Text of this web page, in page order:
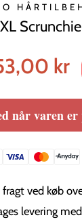
kr
når varen er
fragt ved køb
levering